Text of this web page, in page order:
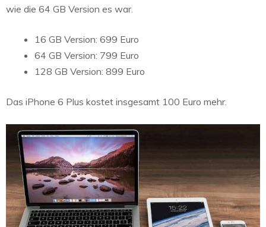
wie die 64 GB Version es war.
16 GB Version: 699 Euro
64 GB Version: 799 Euro
128 GB Version: 899 Euro
Das iPhone 6 Plus kostet insgesamt 100 Euro mehr.